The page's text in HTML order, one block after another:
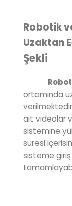
Robotik
Uzaktan
Şekli
Robotik
ortamında
ait videolar
sistemine
süresi
sisteme